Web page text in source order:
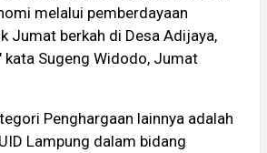
melalui pemberdayaan
Jumat berkah di Desa Adijaya,
kata Sugeng Widodo, Jumat
Penghargaan lainnya adalah
Lampung dalam bidang